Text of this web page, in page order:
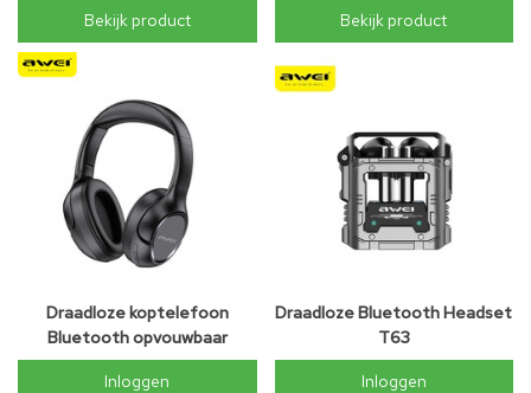
Bekijk product Bekijk product
Draadloze koptelefoon
Bluetooth opvouwbaar
Inloggen
Draadloze Bluetooth Headset
T63
Inloggen